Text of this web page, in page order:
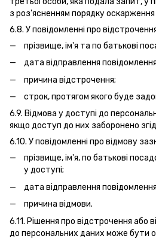
з роз'ясненням порядку оскарження
6.8. У повідомленні про
прізвище, ім'я та по батькові
дата відправлення
причина відстрочення;
строк, протягом якого буде
6.9. Відмова у доступі до
якщо доступ до них заборонено
6.10. У повідомленні про відмову
прізвище, ім'я, по батькові
у доступі;
дата відправлення
причина відмови.
6.11. Рішення про відстрочення або
до персональних даних може бути